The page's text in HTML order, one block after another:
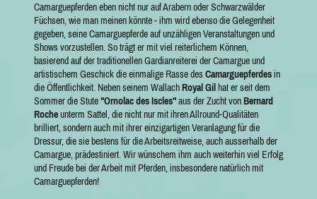
Camarguepferden eben nicht nur auf Arabern oder Schwarzwälder
Füchsen, wie man meinen könnte - ihm wird ebenso die Gelegenheit
gegeben, seine Camarguepferde auf unzähligen Veranstaltungen und
Shows vorzustellen. So trägt er mit viel reiterlichem Können,
basierend auf der traditionellen Gardianreiterei der Camargue und
artistischem Geschick die einmalige Rasse desCamarguepferdesin
die Öffentlichkeit. Neben seinem WallachRoyal Gil hat er seit dem
Sommer die Stute"Ornolac des Iscles"aus der Zucht vonBernard
Rocheunterm Sattel, die nicht nur mit ihren Allround-Qualitäten
brilliert, sondern auch mit ihrer einzigartigen Veranlagung für die
Dressur, die sie bestens für die Arbeitsreitweise, auch ausserhalb der
Camargue, prädestiniert. Wir wünschem ihm auch weiterhin viel Erfolg
und Freude bei der Arbeit mit Pferden, insbesondere natürlich mit
Camarguepferden!